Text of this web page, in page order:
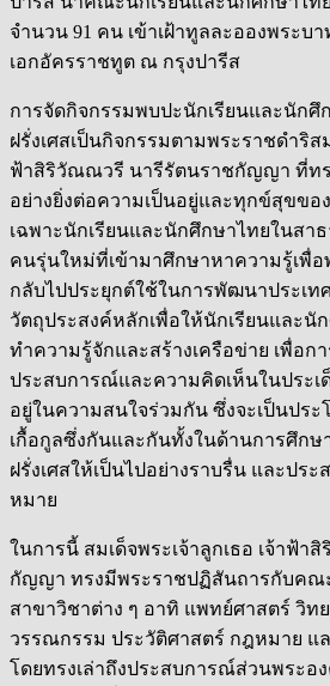
จำนวน 91 คน เข้าเฝ้าทูลละอองพระบ
เอกอัครราชทูต ณ กรุงปารีส
การจัดกิจกรรมพบปะนักเรียนและนักศึ
ฝรั่งเศสเป็นกิจกรรมตามพระราชดำริส
ฟ้าสิริวัณณวรี นารีรัตนราชกัญญา ที่ท
อย่างยิ่งต่อความเป็นอยู่และทุกข์สุขขอ
เฉพาะนักเรียนและนักศึกษาไทยในสา
คนรุ่นใหม่ที่เข้ามาศึกษาหาความรู้เพื่
กลับไปประยุกต์ใช้ในการพัฒนาประเท
วัตถุประสงค์หลักเพื่อให้นักเรียนและนั
ทำความรู้จักและสร้างเครือข่าย เพื่อก
ประสบการณ์และความคิดเห็นในประเ
อยู่ในความสนใจร่วมกัน ซึ่งจะเป็นประ
เกื้อกูลซึ่งกันและกันทั้งในด้านการศึกษ
ฝรั่งเศสให้เป็นไปอย่างราบรื่น และประ
หมาย
ในการนี้ สมเด็จพระเจ้าลูกเธอ เจ้าฟ้
กัญญา ทรงมีพระราชปฏิสันถารกับคณ
สาขาวิชาต่าง ๆ อาทิ แพทย์ศาสตร์ วิท
วรรณกรรม ประวัติศาสตร์ กฎหมาย แ
โดยทรงเล่าถึงประสบการณ์ส่วนพระอ